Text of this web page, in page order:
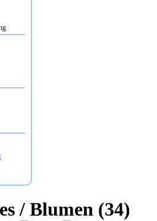
/ Blumen (34)